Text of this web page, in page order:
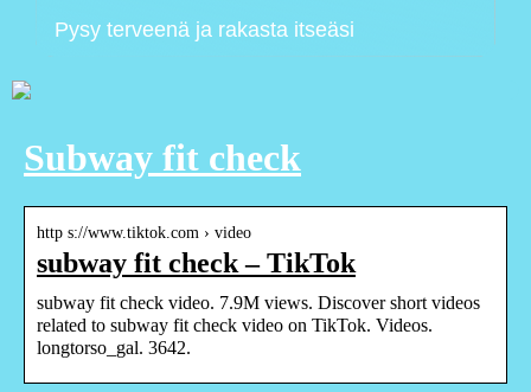
Pysy terveenä ja rakasta itseäsi
Subway fit check
http s://www.tiktok.com › video
subway fit check – TikTok
subway fit check video. 7.9M views. Discover short videos
related to subway fit check video on TikTok. Videos.
longtorso_gal. 3642.